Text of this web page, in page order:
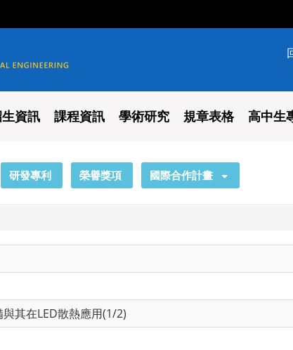
學系
資訊 課程資訊 學術研究 規章表格 高中生
研發專利 榮譽獎項 國際合作計畫
其在LED散熱應用(1/2)